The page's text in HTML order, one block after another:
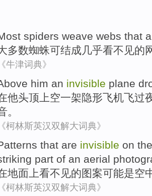
spiders weave webs that
多数蜘蛛可结成 几乎看不见的
《牛津词典》
him an invisible plane
他头顶上空一架隐形飞机飞过
。
《柯林斯英汉双解大词典》
that are invisible on
part of an aerial
地面 上看不见的图案可能是空
《柯林斯英汉双解大词典》